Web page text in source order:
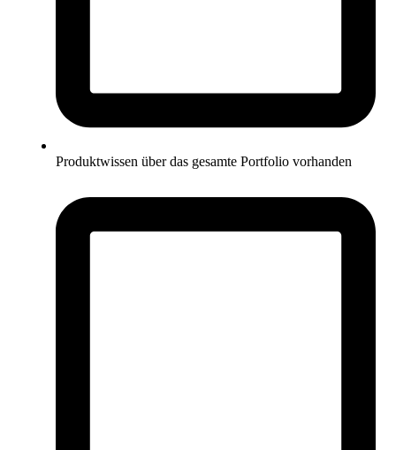
Produktwissen über das gesamte Portfolio vorhanden